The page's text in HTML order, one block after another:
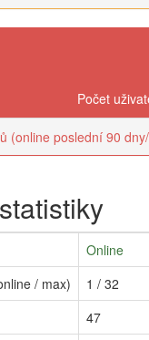
Počet
(online poslední 90
Online
/ max)
1 / 32
47